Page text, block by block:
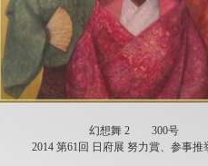
幻想舞 2 300号
2014 第61回 日府展 努力賞、参事推